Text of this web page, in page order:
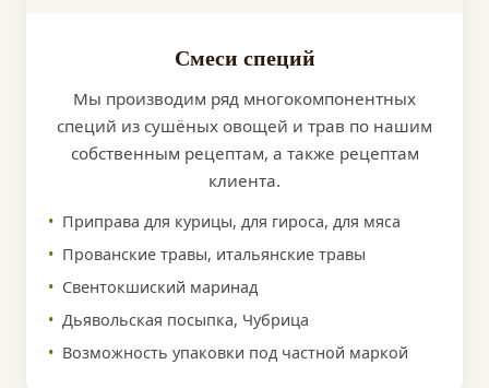
Смеси специй
Мы производим ряд многокомпонентных
специй из сушёных овощей и трав по нашим
собственным рецептам, а также рецептам
клиента.
Приправа для курицы, для гироса, для мяса
Прованские травы, итальянские травы
Свентокшиский маринад
Дьявольская посыпка, Чубрица
Возможность упаковки под частной маркой